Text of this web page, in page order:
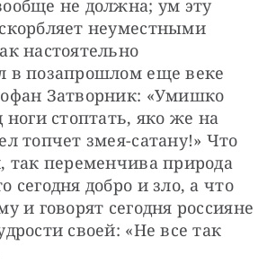
не должна; ум эту
неуместными
настоятельно
в позапрошлом еще веке
Затворник: «Умишко
ноги стоптать, яко же на
топчет змея-сатану!» Что
так переменчива природа
сегодня добро и зло, а что
и говорят сегодня россияне
своей: «Не все так